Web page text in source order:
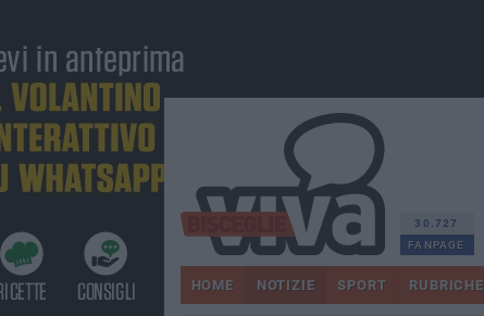
30.727
FANPAGE
HOME NOTIZIE SPORT RUBRICHE